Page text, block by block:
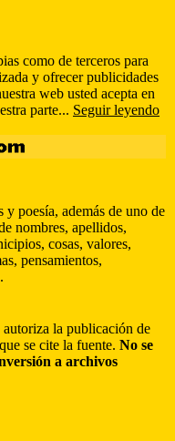
como de terceros para
y ofrecer publicidades
web usted acepta en
parte... Seguir leyendo
y poesía, además de uno de
nombres, apellidos,
cosas, valores,
pensamientos,
autoriza la publicación de
se cite la fuente. No se
a archivos